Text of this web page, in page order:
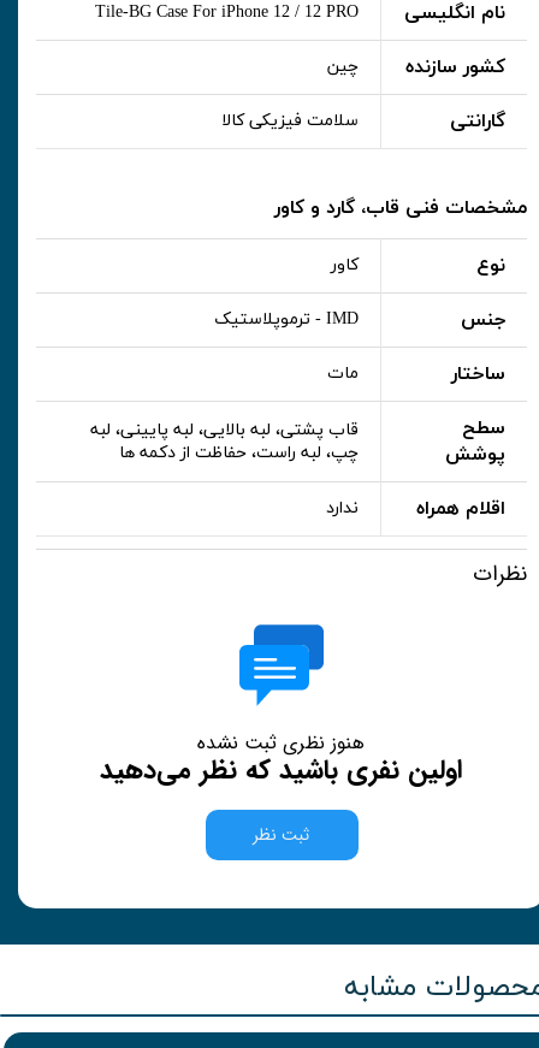
نام انگلیسی Tile-BG Case For iPhone 12 / 12 PRO
کشور سازنده چین
گارانتی سلامت فیزیکی کالا
مشخصات فنی قاب، گارد و کاور
نوع کاور
جنس IMD - ترموپلاستیک
ساختار مات
سطح
پوشش
قاب پشتی، لبه بالایی، لبه پایینی، لبه
چپ، لبه راست، حفاظت از دکمه ها
اقلام همراه ندارد
نظرات
هنوز نظری ثبت نشده
اولین نفری باشید که نظر می‌دهید
ثبت نظر
مشابه